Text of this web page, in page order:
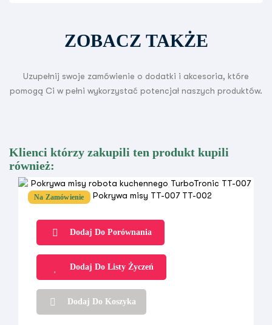
ZOBACZ TAKŻE
Uzupełnij swoje zamówienie o dodatki i akcesoria, które
pomogą Ci w pełni wykorzystać potencjał naszych produktów.
Klienci którzy zakupili ten produkt kupili
również:
Na Zamówienie
Dodaj Do Porównania
Dodaj Do Listy Życzeń
Dodaj Do Koszyka